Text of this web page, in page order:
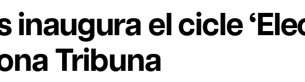
inaugura el cicle
Tribuna